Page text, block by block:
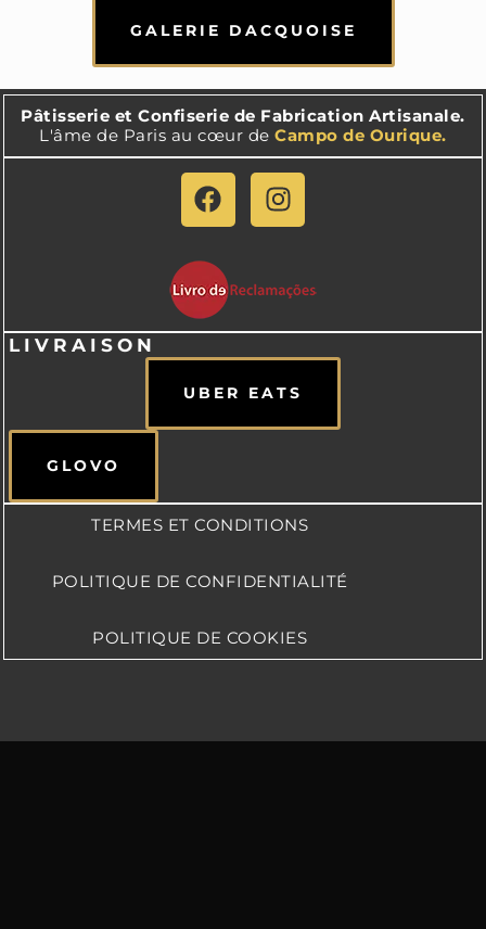
GALERIE DACQUOISE
Pâtisserie et Confiserie de Fabrication Artisanale.
L'âme de Paris au cœur deCampo de Ourique.
LIVRAISON
UBER EATS
GLOVO
TERMES ET CONDITIONS
POLITIQUE DE CONFIDENTIALITÉ
POLITIQUE DE COOKIES